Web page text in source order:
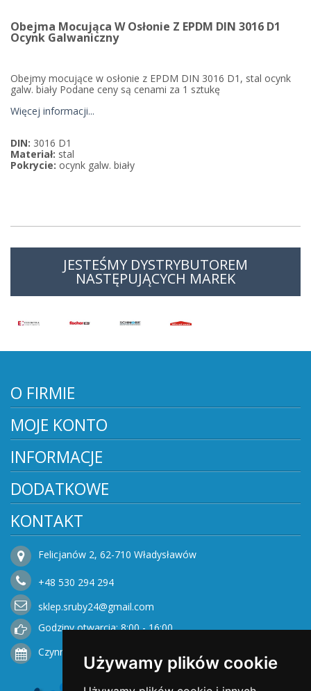
Używamy plików cookie
Obejma Mocująca W Osłonie Z EPDM DIN 3016 D1
Ocynk Galwaniczny
Obejmy mocujące w osłonie z EPDM DIN 3016 D1, stal ocynk
galw. biały Podane ceny są cenami za 1 sztukę
Więcej informacji...
DIN: 3016 D1
Materiał: stal
Pokrycie: ocynk galw. biały
JESTEŚMY DYSTRYBUTOREM
NASTĘPUJĄCYCH MAREK
O FIRMIE
MOJE KONTO
INFORMACJE
DODATKOWE
KONTAKT
Felicjanów 2, 62-710 Władysławów
+48 530 294 294
sklep.sruby24@gmail.com
Godziny otwarcia: 8:00 - 16:00
Czynne od Poniedziałku do Piątku